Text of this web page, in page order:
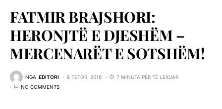
FATMIR BRAJSHORI:
HERONJTË E DJESHËM –
MERCENARËT E SOTSHËM!
NGA EDITORI 8 TETOR, 2016
7 MINUTA PËR TË LEXUAR
NO COMMENTS